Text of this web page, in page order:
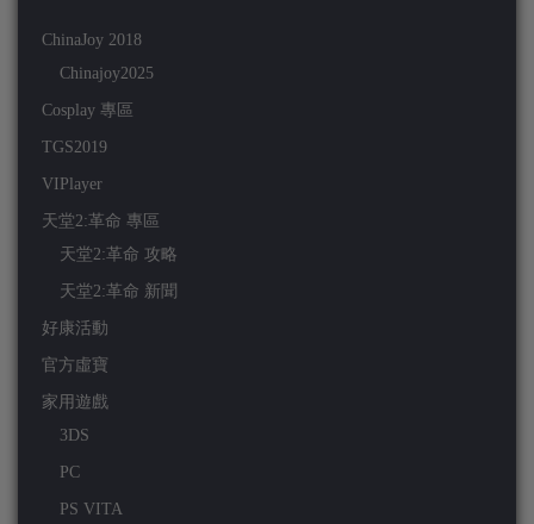
ChinaJoy 2018
Chinajoy2025
Cosplay 專區
TGS2019
VIPlayer
天堂2:革命 專區
天堂2:革命 攻略
天堂2:革命 新聞
好康活動
官方虛寶
家用遊戲
3DS
PC
PS VITA